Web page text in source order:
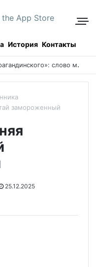
История Контакты
и кто все начинал
замороженный
25.12.2025